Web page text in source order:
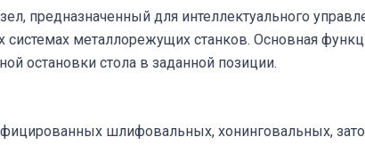
предназначенный для интеллектуального
металлорежущих станков. Основная
остановки стола в заданной позиции.
шлифовальных, хонинговальных,